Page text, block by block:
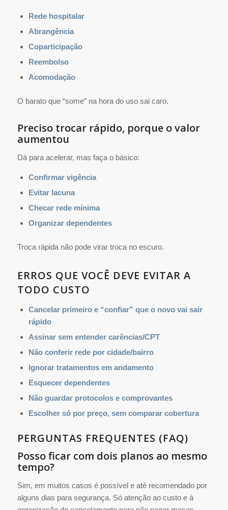
Rede hospitalar
Abrangência
Coparticipação
Reembolso
Acomodação
O barato que “some” na hora do uso sai caro.
Preciso trocar rápido, porque o valor
aumentou
Dá para acelerar, mas faça o básico:
Confirmar vigência
Evitar lacuna
Checar rede mínima
Organizar dependentes
Troca rápida não pode virar troca no escuro.
ERROS QUE VOCÊ DEVE EVITAR A
TODO CUSTO
Cancelar primeiro e “confiar” que o novo vai sair
rápido
Assinar sem entender carências/CPT
Não conferir rede por cidade/bairro
Ignorar tratamentos em andamento
Esquecer dependentes
Não guardar protocolos e comprovantes
Escolher só por preço, sem comparar cobertura
PERGUNTAS FREQUENTES (FAQ)
Posso ficar com dois planos ao mesmo
tempo?
Sim, em muitos casos é possível e até recomendado por
alguns dias para segurança. Só atenção ao custo e à